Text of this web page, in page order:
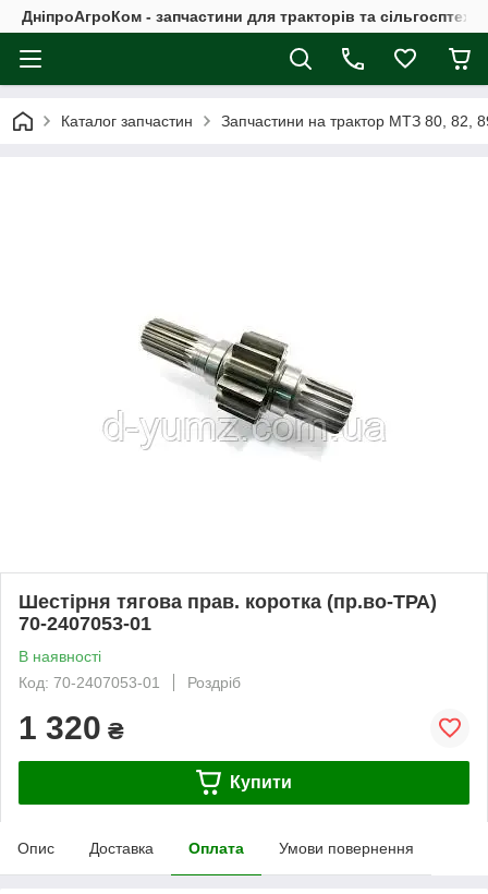
ДніпроАгроКом - запчастини для тракторів та
Каталог запчастин Запчастини на трактор МТЗ 80, 82,
Шестірня тягова прав. коротка (пр.во-ТРА)
70-2407053-01
В наявності
Код: 70-2407053-01
Роздріб
1 320 ₴
Купити
Опис Доставка Оплата Умови повернення